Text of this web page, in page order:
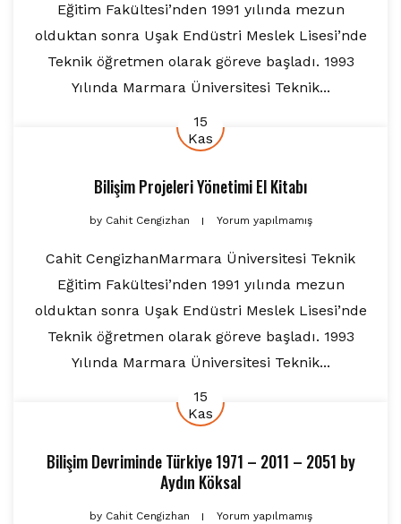
Eğitim Fakültesi’nden 1991 yılında mezun
olduktan sonra Uşak Endüstri Meslek Lisesi’nde
Teknik öğretmen olarak göreve başladı. 1993
Yılında Marmara Üniversitesi Teknik...
15
Kas
Bilişim Projeleri Yönetimi El Kitabı
byCahit Cengizhan Yorum yapılmamış
Cahit CengizhanMarmara Üniversitesi Teknik
Eğitim Fakültesi’nden 1991 yılında mezun
olduktan sonra Uşak Endüstri Meslek Lisesi’nde
Teknik öğretmen olarak göreve başladı. 1993
Yılında Marmara Üniversitesi Teknik...
15
Kas
Bilişim Devriminde Türkiye 1971 – 2011 – 2051 by
Aydın Köksal
byCahit Cengizhan Yorum yapılmamış